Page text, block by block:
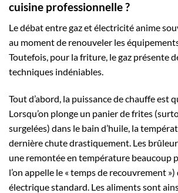
cuisine professionnelle ?
Le débat entre gaz et électricité anime
au moment de renouveler les
Toutefois, pour la friture, le gaz présente
techniques indéniables.
Tout d’abord, la puissance de chauffe est
Lorsqu’on plonge un panier de frites
surgelées) dans le bain d’huile, la
dernière chute drastiquement. Les
une remontée en température beaucoup
l’on appelle le « temps de recouvrement
électrique standard. Les aliments sont